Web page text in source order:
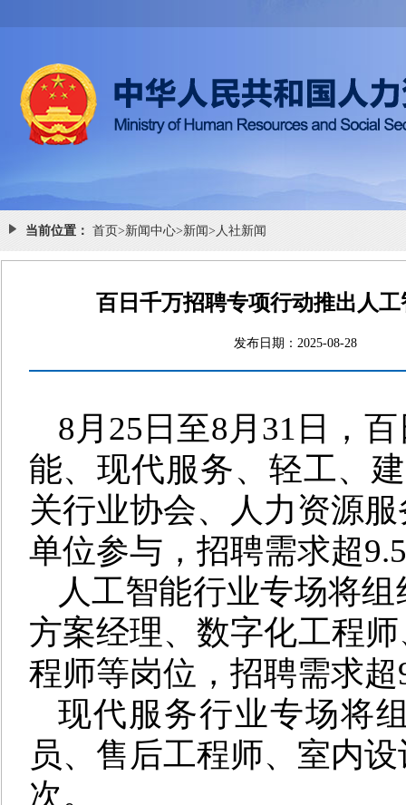
当前位置： 首页>新闻中心>新闻> 人社新闻
百日千万招聘专项行动推出人
发布日期：2025-08-
8 月 25 日至8 月 31 日，
能、现代服务、轻工、
关行业协会、人力资源
单位参与，招聘需求超9.5
人工智能行业专场将组
方案经理、数字化工程
程师等岗位，招聘需求超
现代服务行业专场将
员、售后工程师、室内
次。